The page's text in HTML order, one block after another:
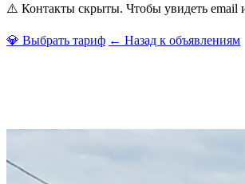
⚠️ Контакты скрыты. Чтобы увидеть email
💎 Выбрать тариф ← Назад к объявлениям